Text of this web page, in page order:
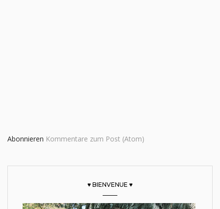
Abonnieren Kommentare zum Post (Atom)
♥ BIENVENUE ♥